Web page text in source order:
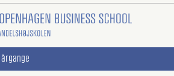
årgange